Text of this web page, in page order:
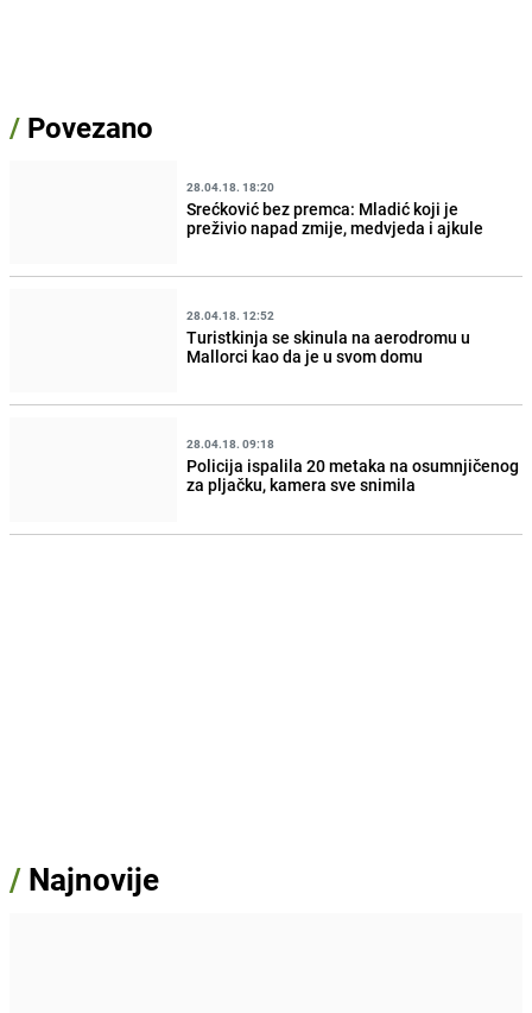
/ Povezano
28.04.18. 18:20
Srećković bez premca: Mladić koji je
preživio napad zmije, medvjeda i ajkule
28.04.18. 12:52
Turistkinja se skinula na aerodromu u
Mallorci kao da je u svom domu
28.04.18. 09:18
Policija ispalila 20 metaka na osumnjičenog
za pljačku, kamera sve snimila
/ Najnovije